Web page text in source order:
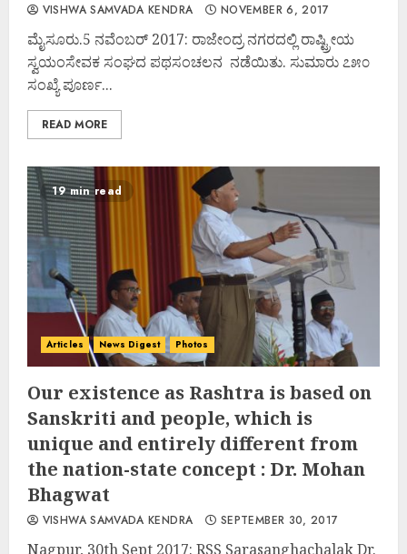
VISHWA SAMVADA KENDRA NOVEMBER 6, 2017
ಮೈಸೂರು.5 ನವೆಂಬರ್ 2017: ರಾಜೇಂದ್ರ ನಗರದಲ್ಲಿ ರಾಷ್ಟ್ರೀಯ
ಸ್ವಯಂಸೇವಕ ಸಂಘದ ಪಥಸಂಚಲನ ನಡೆಯಿತು. ಸುಮಾರು ೭೫೦
ಸಂಖ್ಯೆ ಪೂರ್ಣ...
READ MORE
19 min read
Articles News Digest Photos
Our existence as Rashtra is based on
Sanskriti and people, which is
unique and entirely different from
the nation-state concept : Dr. Mohan
Bhagwat
VISHWA SAMVADA KENDRA SEPTEMBER 30, 2017
Nagpur, 30th Sept 2017: RSS Sarasanghachalak Dr.